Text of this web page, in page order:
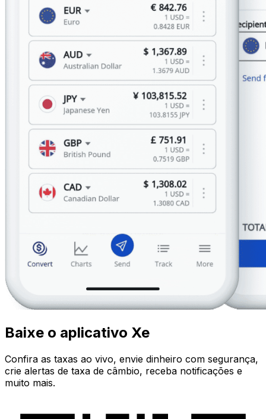
Baixe o aplicativo Xe
Confira as taxas ao vivo, envie dinheiro com segurança,
crie alertas de taxa de câmbio, receba notificações e
muito mais.